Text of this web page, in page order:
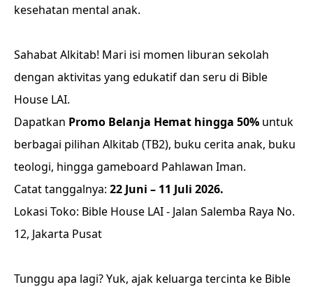
kesehatan mental anak.
Sahabat Alkitab! Mari isi momen liburan sekolah
dengan aktivitas yang edukatif dan seru di Bible
House LAI.
Dapatkan Promo Belanja Hemat hingga 50% untuk
berbagai pilihan Alkitab (TB2), buku cerita anak, buku
teologi, hingga gameboard Pahlawan Iman.
Catat tanggalnya: 22 Juni – 11 Juli 2026.
Lokasi Toko: Bible House LAI - Jalan Salemba Raya No.
12, Jakarta Pusat
Tunggu apa lagi? Yuk, ajak keluarga tercinta ke Bible